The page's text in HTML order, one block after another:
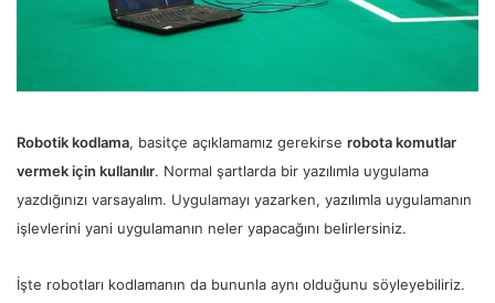
Robotik kodlama, basitçe açıklamamız gerekirse robota komutlar
vermek için kullanılır. Normal şartlarda bir yazılımla uygulama
yazdığınızı varsayalım. Uygulamayı yazarken, yazılımla uygulamanın
işlevlerini yani uygulamanın neler yapacağını belirlersiniz.
İşte robotları kodlamanın da bununla aynı olduğunu söyleyebiliriz.